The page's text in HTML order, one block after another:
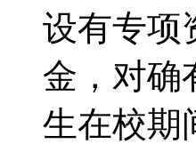
设有专项
金，对
生在校期